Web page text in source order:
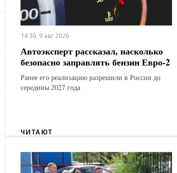
14:30, 9 авг 2026
Автоэксперт рассказал, насколько
безопасно заправлять бензин Евро-2
Ранее его реализацию разрешили в России до
середины 2027 года
ЧИТАЮТ